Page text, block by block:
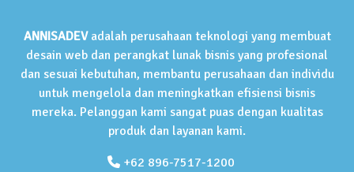
ANNISADEVadalah perusahaan teknologi yang membuat
desain web dan perangkat lunak bisnis yang profesional
dan sesuai kebutuhan, membantu perusahaan dan individu
untuk mengelola dan meningkatkan efisiensi bisnis
mereka. Pelanggan kami sangat puas dengan kualitas
produk dan layanan kami.
+62 896-7517-1200